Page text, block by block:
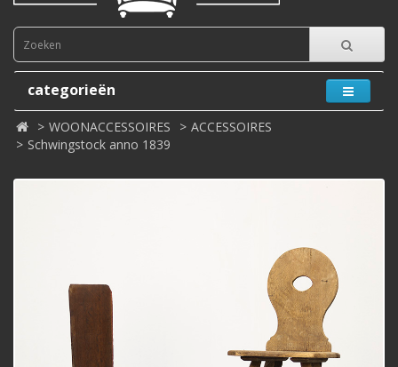
categorieën
WOONACCESSOIRES
ACCESSOIRES
Schwingstock anno 1839